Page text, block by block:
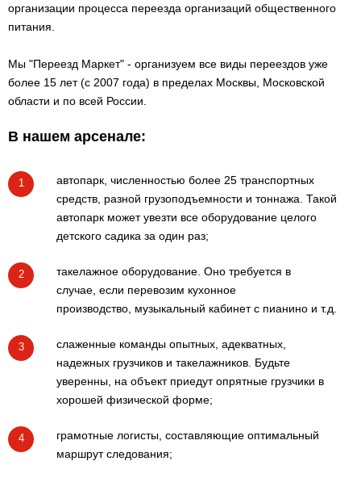
организации процесса переезда организаций общественного
питания.
Мы "Переезд Маркет" - организуем все виды переездов уже
более 15 лет (с 2007 года) в пределах Москвы, Московской
области и по всей России.
В нашем арсенале:
1
автопарк, численностью более 25 транспортных
средств, разной грузоподъемности и тоннажа. Такой
автопарк может увезти все оборудование целого
детского садика за один раз;
2
такелажное оборудование. Оно требуется в
случае, если перевозим кухонное
производство, музыкальный кабинет с пианино и т.д.
3
слаженные команды опытных, адекватных,
надежных грузчиков и такелажников. Будьте
уверенны, на объект приедут опрятные грузчики в
хорошей физической форме;
4
грамотные логисты, составляющие оптимальный
маршрут следования;